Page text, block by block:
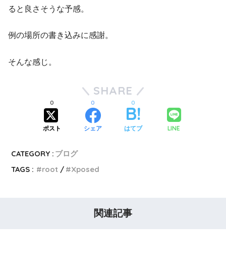
ると良さそうな予感。
例の場所の書き込みに感謝。
そんな感じ。
SHARE
ポスト
0
シェア
0
はてブ
0
LINE
CATEGORY : ブログ
TAGS :
root Xposed
関連記事